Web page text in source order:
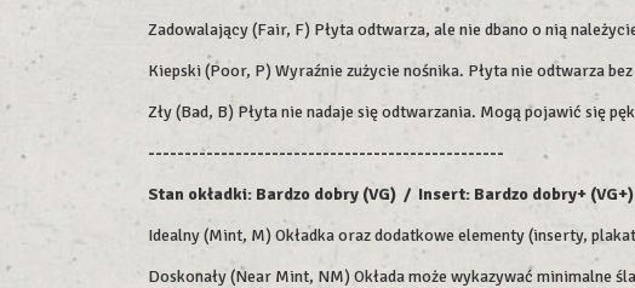
Zadowalający (Fair, F) Płyta odtwarza, ale nie dbano o nią
Kiepski (Poor, P) Wyraźnie zużycie nośnika. Płyta nie odtwarza
Zły (Bad, B) Płyta nie nadaje się odtwarzania. Mogą pojawić się
-------------------------------------------------
Stan okładki: Bardzo dobry (VG) / Insert: Bardzo dobry+ (VG+)
Idealny (Mint, M) Okładka oraz dodatkowe elementy (inserty,
Doskonały (Near Mint, NM) Okłada może wykazywać minimalne